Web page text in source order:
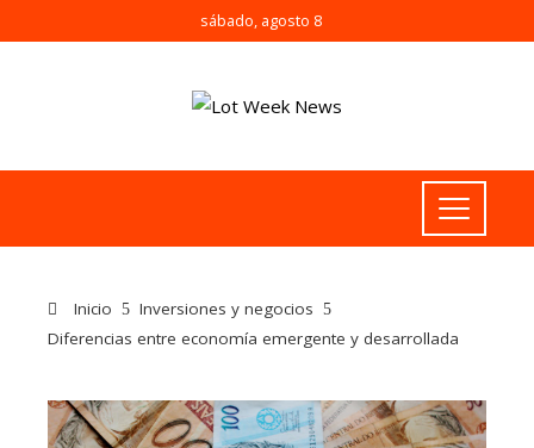
sábado, agosto 8
Inicio
Inversiones y negocios
Diferencias entre economía emergente y desarrollada